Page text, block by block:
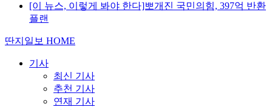
[이 뉴스, 이렇게 봐야 한다]뽀개진 국민의힘, 397억 반환
플랜
딴지일보 HOME
기사
최신 기사
추천 기사
연재 기사